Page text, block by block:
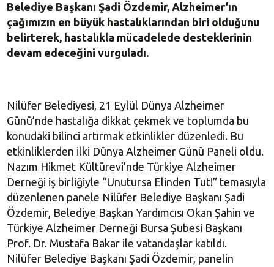
Belediye Başkanı Şadi Özdemir, Alzheimer’ın
çağımızın en büyük hastalıklarından biri olduğunu
belirterek, hastalıkla mücadelede desteklerinin
devam edeceğini vurguladı.
Nilüfer Belediyesi, 21 Eylül Dünya Alzheimer
Günü’nde hastalığa dikkat çekmek ve toplumda bu
konudaki bilinci artırmak etkinlikler düzenledi. Bu
etkinliklerden ilki Dünya Alzheimer Günü Paneli oldu.
Nazım Hikmet Kültürevi’nde Türkiye Alzheimer
Derneği iş birliğiyle “Unutursa Elinden Tut!” temasıyla
düzenlenen panele Nilüfer Belediye Başkanı Şadi
Özdemir, Belediye Başkan Yardımcısı Okan Şahin ve
Türkiye Alzheimer Derneği Bursa Şubesi Başkanı
Prof. Dr. Mustafa Bakar ile vatandaşlar katıldı.
Nilüfer Belediye Başkanı Şadi Özdemir, panelin